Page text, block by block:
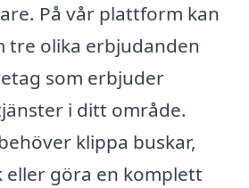
På vår plattform kan
tre olika erbjudanden
som erbjuder
i ditt område.
klippa buskar,
eller göra en komplett